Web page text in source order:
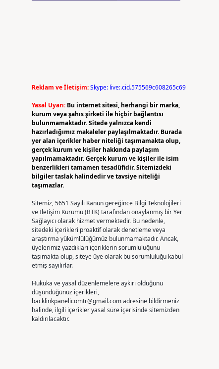
Reklam ve İletişim:Skype: live:.cid.575569c608265c69
Yasal Uyarı: Bu internet sitesi, herhangi bir marka,
kurum veya şahıs şirketi ile hiçbir bağlantısı
bulunmamaktadır. Sitede yalnızca kendi
hazırladığımız makaleler paylaşılmaktadır. Burada
yer alan içerikler haber niteliği taşımamakta olup,
gerçek kurum ve kişiler hakkında paylaşım
yapılmamaktadır. Gerçek kurum ve kişiler ile isim
benzerlikleri tamamen tesadüfidir. Sitemizdeki
bilgiler taslak halindedir ve tavsiye niteliği
taşımazlar.
Sitemiz, 5651 Sayılı Kanun gereğince Bilgi Teknolojileri
ve İletişim Kurumu (BTK) tarafından onaylanmış bir Yer
Sağlayıcı olarak hizmet vermektedir. Bu nedenle,
sitedeki içerikleri proaktif olarak denetleme veya
araştırma yükümlülüğümüz bulunmamaktadır. Ancak,
üyelerimiz yazdıkları içeriklerin sorumluluğunu
taşımakta olup, siteye üye olarak bu sorumluluğu kabul
etmiş sayılırlar.
Hukuka ve yasal düzenlemelere aykırı olduğunu
düşündüğünüz içerikleri,
backlinkpanelicomtr@gmail.comadresine bildirmeniz
halinde, ilgili içerikler yasal süre içerisinde sitemizden
kaldırılacaktır.